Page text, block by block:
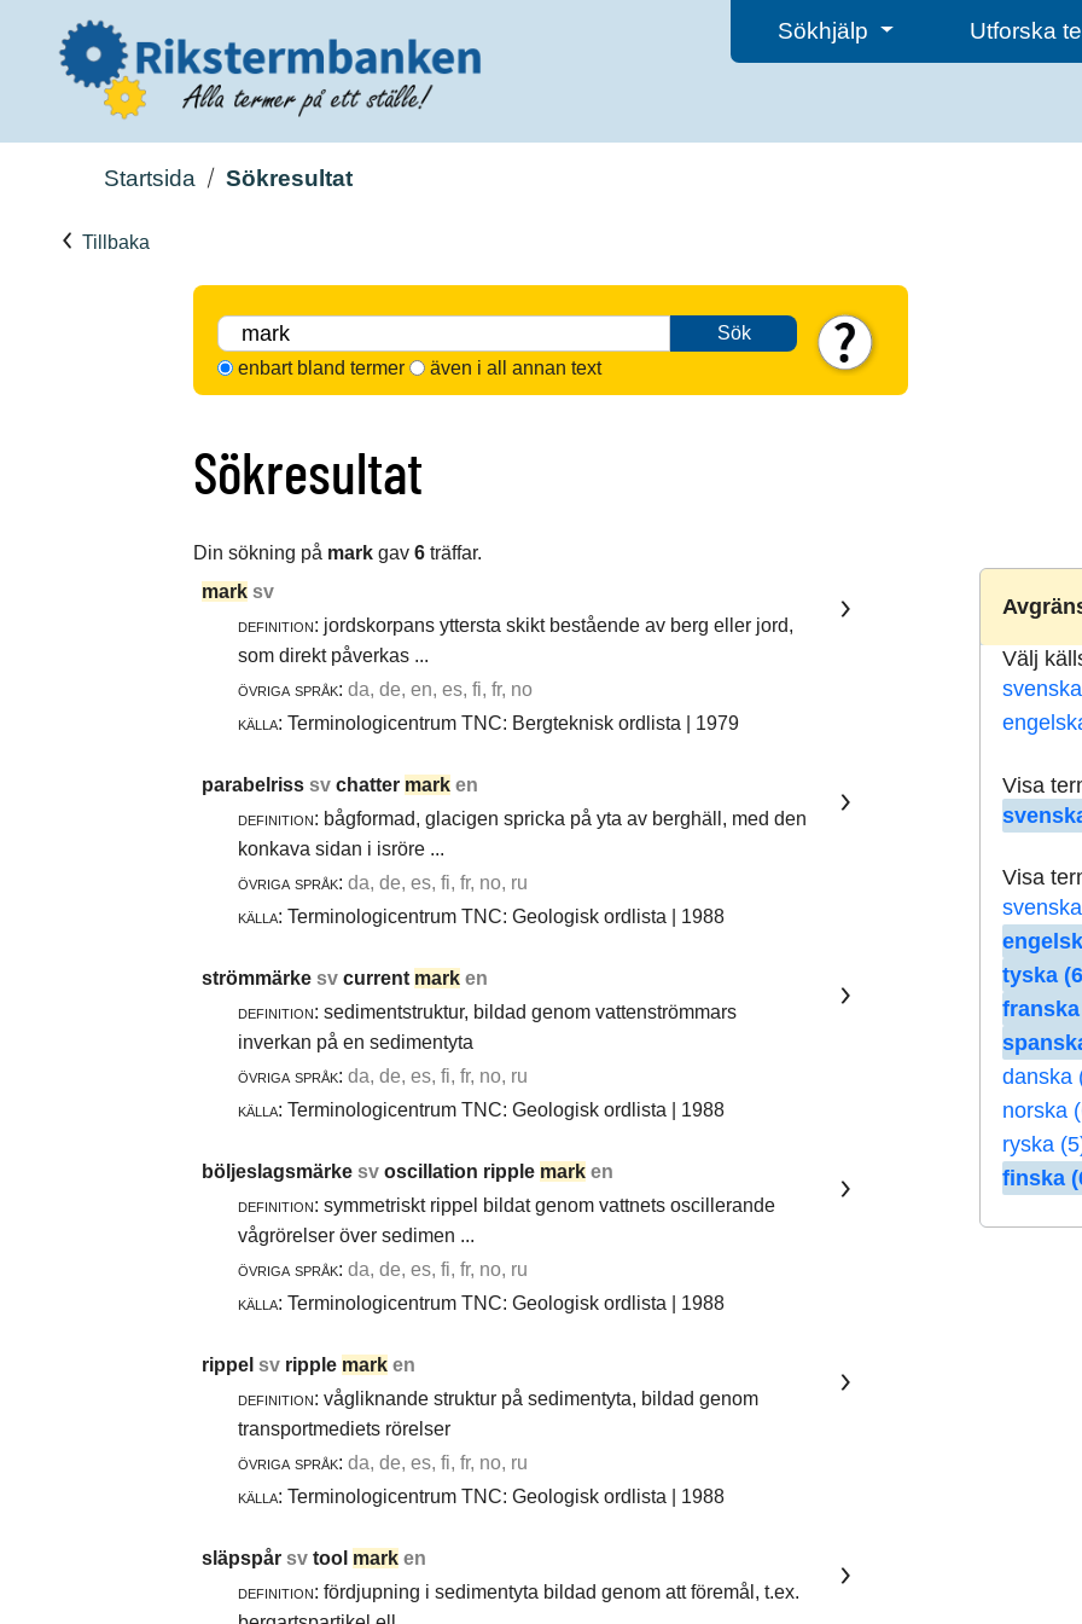
Sökhjälp Utforska
Startsida Sökresultat
Tillbaka
Sök
enbart bland termer
även i all annan text
Sökresultat
Din sökning på mark gav 6 träffar.
Välj
Visa
Visa
tyska
franska
danska
norska
ryska
finska
mark sv
definition: jordskorpans yttersta skikt bestående av berg eller jord,
som direkt påverkas ...
övriga språk: da, de, en, es, fi, fr, no
källa: Terminologicentrum TNC: Bergteknisk ordlista | 1979
parabelriss sv chatter mark en
definition: bågformad, glacigen spricka på yta av berghäll, med den
konkava sidan i isröre ...
övriga språk: da, de, es, fi, fr, no, ru
källa: Terminologicentrum TNC: Geologisk ordlista | 1988
strömmärke sv current mark en
definition: sedimentstruktur, bildad genom vattenströmmars
inverkan på en sedimentyta
övriga språk: da, de, es, fi, fr, no, ru
källa: Terminologicentrum TNC: Geologisk ordlista | 1988
böljeslagsmärke sv oscillation ripple mark en
definition: symmetriskt rippel bildat genom vattnets oscillerande
vågrörelser över sedimen ...
övriga språk: da, de, es, fi, fr, no, ru
källa: Terminologicentrum TNC: Geologisk ordlista | 1988
rippel sv ripple mark en
definition: vågliknande struktur på sedimentyta, bildad genom
transportmediets rörelser
övriga språk: da, de, es, fi, fr, no, ru
källa: Terminologicentrum TNC: Geologisk ordlista | 1988
släpspår sv tool mark en
definition: fördjupning i sedimentyta bildad genom att föremål, t.ex.